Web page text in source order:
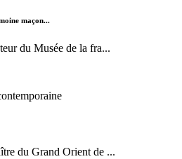
maçon...
du Musée de la fra...
du Grand Orient de ...